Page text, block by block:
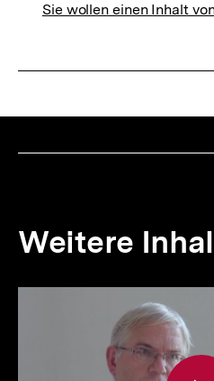
Sie wollen einen Inhalt
Weitere
überspringen